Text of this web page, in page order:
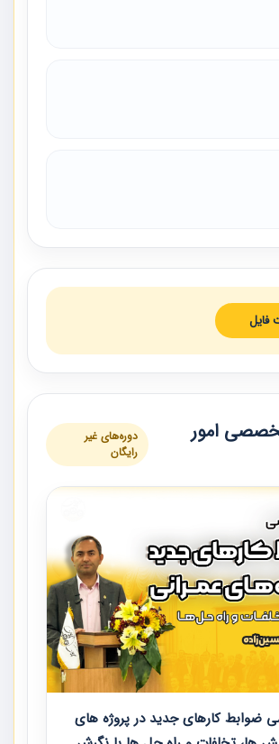
فایل
امور
دوره‌های غیر
رایگان
ضوابط کارهای جدید در پروژه های